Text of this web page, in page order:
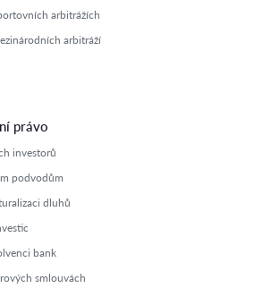
arbitrážích
arbitráží
právo
investorů
podvodům
dluhů
bank
smlouvách